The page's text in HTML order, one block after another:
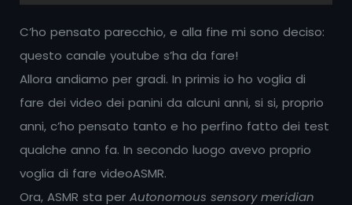
C’ho pensato parecchio, e alla fine mi sono deciso:
questo canale youtube s’ha da fare!
Allora andiamo per gradi. In primis io ho voglia di
fare dei video dei panini da alcuni anni, si si, proprio
anni, c’ho pensato tanto e ho perfino fatto dei test
qualche anno fa. In secondo luogo avevo proprio
voglia di fare videoASMR.
Ora, ASMR sta per Autonomous sensory meridian